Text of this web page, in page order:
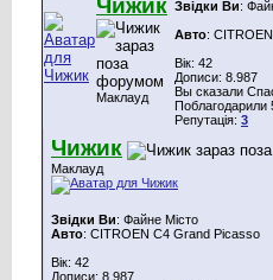
Маклауд
Звідки Ви:
Авто:
Вік: 42
Дописи: 8.987
Вы сказали
Поблагодарили
Репутація: 3
Чижик
Маклауд
Звідки Ви: Файне Місто
Авто: CITROEN C4 Grand Picasso
Вік: 42
Дописи: 8.987